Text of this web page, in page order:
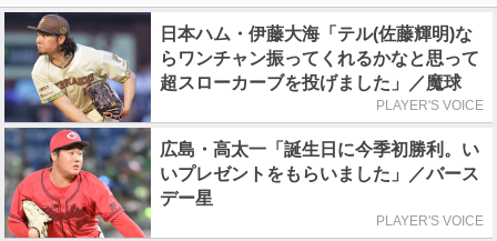
日本ハム・伊藤大海「テル(佐藤輝明)な
らワンチャン振ってくれるかなと思って
超スローカーブを投げました」／魔球
PLAYER'S VOICE
広島・高太一「誕生日に今季初勝利。い
いプレゼントをもらいました」／バース
デー星
PLAYER'S VOICE